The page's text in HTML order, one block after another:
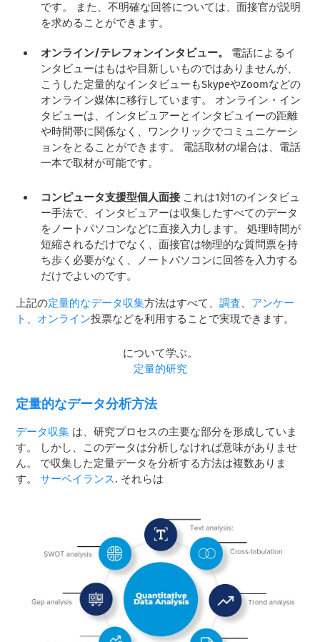
です。 また、不明確な回答については、面接官が説明
を求めることができます。
オンライン/テレフォンインタビュー。
電話によるイ
ンタビューはもはや目新しいものではありませんが、
こうした定量的なインタビューもSkypeやZoomなどの
オンライン媒体に移行しています。 オンライン・イン
タビューは、インタビュアーとインタビュイーの距離
や時間帯に関係なく、ワンクリックでコミュニケーシ
ョンをとることができます。 電話取材の場合は、電話
一本で取材が可能です。
コンピュータ支援型個人面接 これは1対1のインタビュ
ー手法で、インタビュアーは収集したすべてのデータ
をノートパソコンなどに直接入力します。 処理時間が
短縮されるだけでなく、面接官は物理的な質問票を持
ち歩く必要がなく、ノートパソコンに回答を入力する
だけでよいのです。
上記の定量的なデータ収集方法はすべて、調査、 アンケー
ト 、 オンライン投票などを利用することで実現できます。
について学ぶ。
定量的研究
定量的なデータ分析方法
データ収集 は、研究プロセスの主要な部分を形成していま
す。 しかし、このデータは分析しなければ意味がありませ
ん。 で収集した定量データを分析する方法は複数ありま
す。サーベイランス. それらは